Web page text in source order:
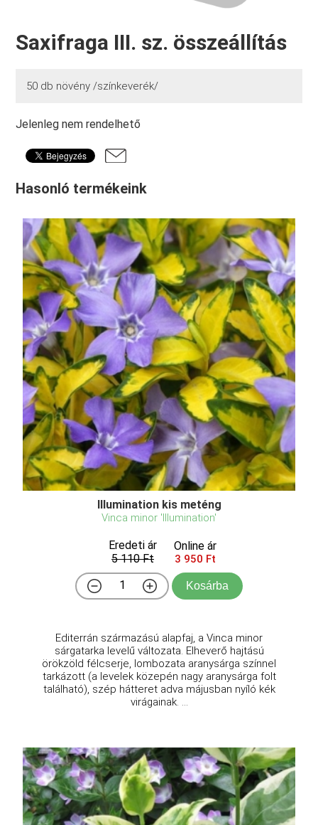
Saxifraga III. sz. összeállítás
50 db növény /színkeverék/
Jelenleg nem rendelhető
Hasonló termékeink
Illumination kis meténg
Vinca minor 'Illumination'
Eredeti ár
5 110 Ft
Online ár
3 950 Ft
Kosárba
Editerrán származású alapfaj, a Vinca minor
sárgatarka levelű változata. Elheverő hajtású
örökzöld félcserje, lombozata aranysárga színnel
tarkázott (a levelek közepén nagy aranysárga folt
található), szép hátteret adva májusban nyíló kék
virágainak. ...